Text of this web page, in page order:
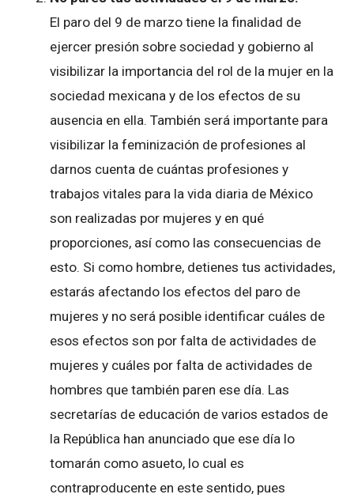
El paro del 9 de marzo tiene la finalidad de
ejercer presión sobre sociedad y gobierno al
visibilizar la importancia del rol de la mujer en la
sociedad mexicana y de los efectos de su
ausencia en ella. También será importante para
visibilizar la feminización de profesiones al
darnos cuenta de cuántas profesiones y
trabajos vitales para la vida diaria de México
son realizadas por mujeres y en qué
proporciones, así como las consecuencias de
esto. Si como hombre, detienes tus actividades,
estarás afectando los efectos del paro de
mujeres y no será posible identificar cuáles de
esos efectos son por falta de actividades de
mujeres y cuáles por falta de actividades de
hombres que también paren ese día. Las
secretarías de educación de varios estados de
la República han anunciado que ese día lo
tomarán como asueto, lo cual es
contraproducente en este sentido, pues